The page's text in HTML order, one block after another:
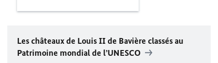
Les châteaux de Louis II de Bavière classésau
Patrimoine mondial de l’UNESCO